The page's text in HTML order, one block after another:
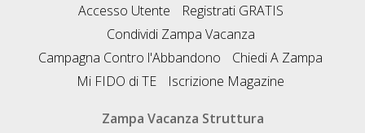
Accesso Utente
Registrati GRATIS
Condividi Zampa Vacanza
Campagna Contro l'Abbandono
Chiedi A Zampa
Mi FIDO di TE
Iscrizione Magazine
Zampa Vacanza Struttura